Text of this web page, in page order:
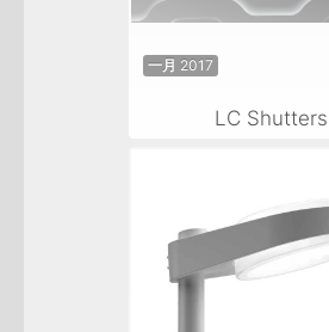
一月 2017
LC Shutters